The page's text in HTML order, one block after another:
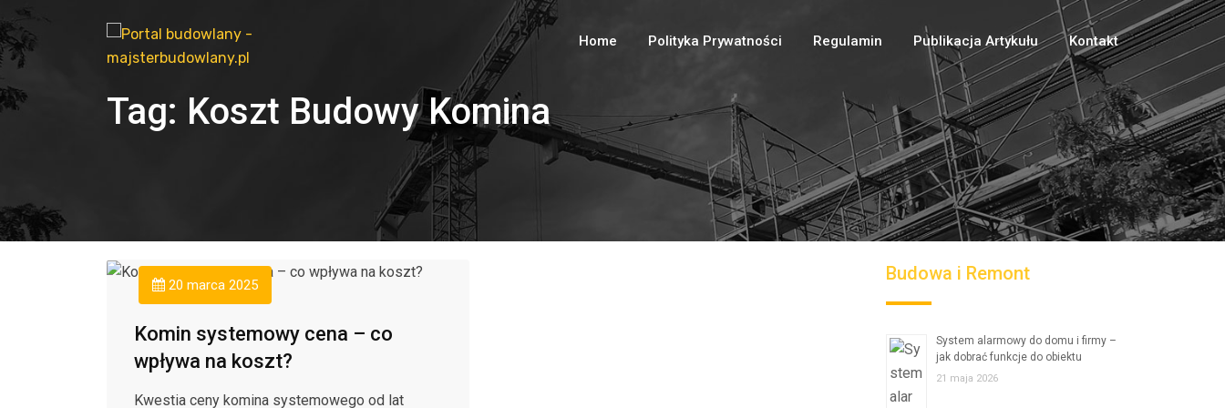
Home Polityka Prywatności Regulamin Publikacja Artykułu Kontakt
Tag: Koszt Budowy Komina
20 marca 2025
Komin systemowy cena – co
wpływa na koszt?
Kwestia ceny komina systemowego od lat
Budowa i Remont
System alarmowy do domu i firmy –
jak dobrać funkcje do obiektu
21 maja 2026